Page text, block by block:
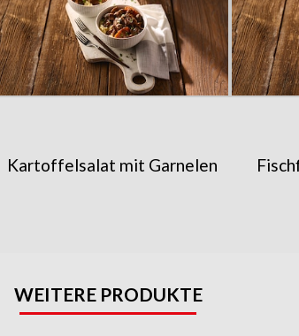
Kartoffelsalat mit Garnelen
WEITERE PRODUKTE